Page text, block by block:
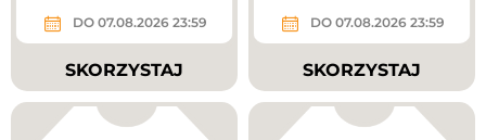
DO 07.08.2026 23:59
SKORZYSTAJ
DO 07.08.2026 23:59
SKORZYSTAJ